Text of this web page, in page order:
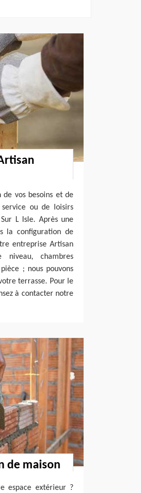
de vos besoins et de
service ou de loisirs
L Isle. Après une
la configuration de
entreprise Artisan
niveau, chambres
; nous pouvons
terrasse. Pour le
à contacter notre
de maison
espace extérieur ?